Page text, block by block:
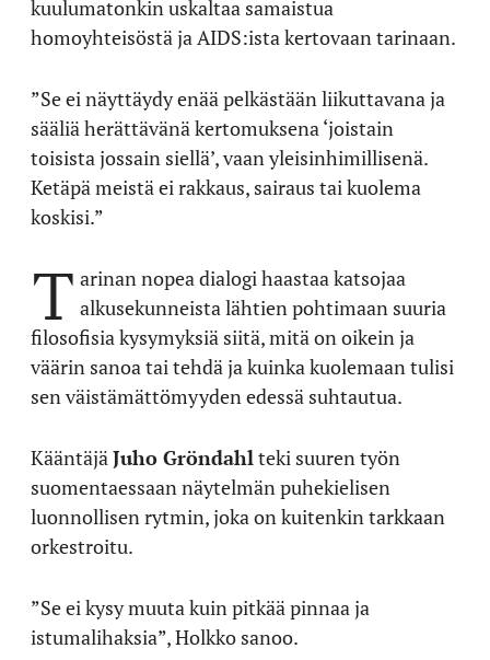
kuulumatonkin uskaltaa samaistua
homoyhteisöstä ja AIDS:ista kertovaan tarinaan.
”Se ei näyttäydy enää pelkästään liikuttavana ja
sääliä herättävänä kertomuksena ‘joistain
toisista jossain siellä’, vaan yleisinhimillisenä.
Ketäpä meistä ei rakkaus, sairaus tai kuolema
koskisi.”
T arinan nopea dialogi haastaa katsojaa
alkusekunneista lähtien pohtimaan suuria
filosofisia kysymyksiä siitä, mitä on oikein ja
väärin sanoa tai tehdä ja kuinka kuolemaan tulisi
sen väistämättömyyden edessä suhtautua.
KääntäjäJuho Gröndahlteki suuren työn
suomentaessaan näytelmän puhekielisen
luonnollisen rytmin, joka on kuitenkin tarkkaan
orkestroitu.
”Se ei kysy muuta kuin pitkää pinnaa ja
istumalihaksia”, Holkko sanoo.